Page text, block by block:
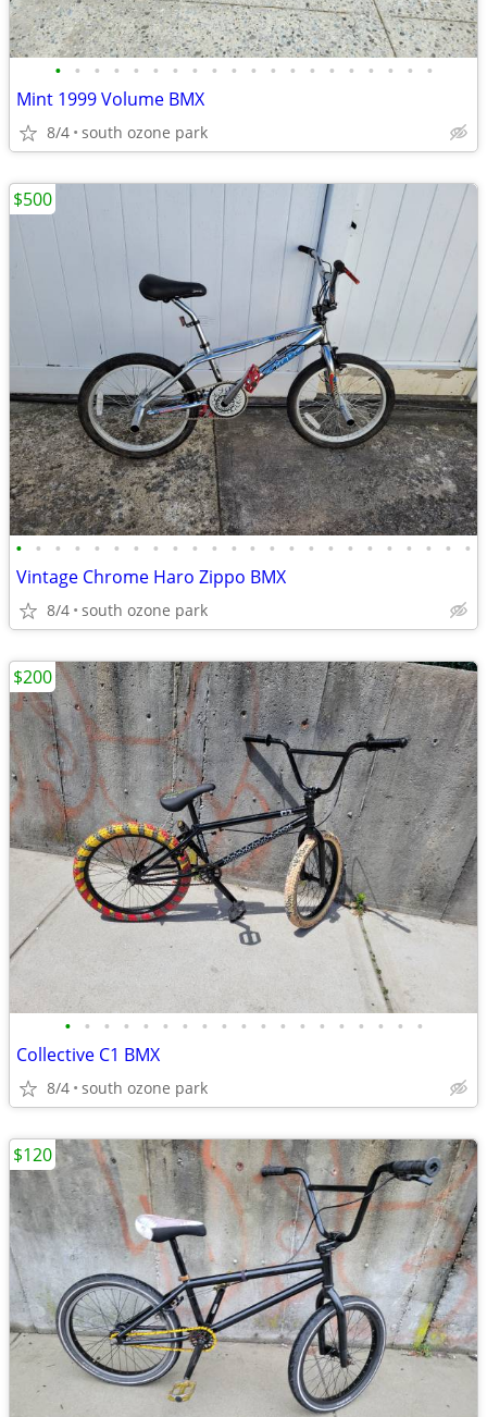
• • • • • • • • • • • • • • • • • • • •
Mint 1999 Volume BMX
8/4 south ozone park
• • • • • • • • • • • • • • • • • • • • • • • •
Vintage Chrome Haro Zippo BMX
8/4 south ozone park
$500
• • • • • • • • • • • • • • • • • • •
Collective C1 BMX
8/4 south ozone park
$200
$120